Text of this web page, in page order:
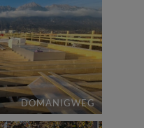
DOMANIGWEG